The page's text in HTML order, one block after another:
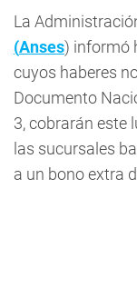
La
(Anses) informó
cuyos haberes
Documento
3, cobrarán este
las sucursales
a un bono extra